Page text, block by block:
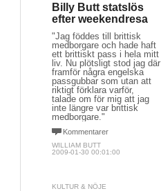
Billy Butt statslös
efter weekendresa
"Jag föddes till brittisk
medborgare och hade haft
ett brittiskt pass i hela mitt
liv. Nu plötsligt stod jag där
framför några engelska
passgubbar som utan att
riktigt förklara varför,
talade om för mig att jag
inte längre var brittisk
medborgare."
Kommentarer
WILLIAM BUTT
2009-01-30 00:01:00
KULTUR & NÖJE